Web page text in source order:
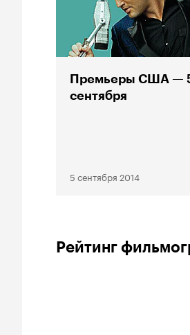
Премьеры США —
сентября
5 сентября 2014
Рейтинг